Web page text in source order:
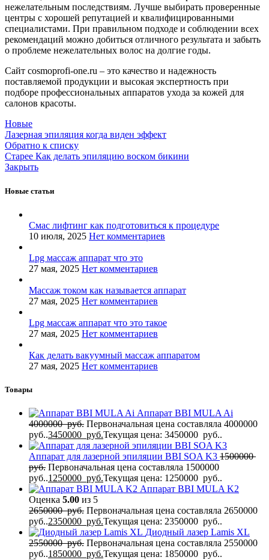
нежелательным последствиям. Лучше выбирать проверенные
центры с хорошей репутацией и квалифицированными
специалистами. При правильном подходе и соблюдении всех
рекомендаций можно добиться отличного результата и забыть
о проблеме нежелательных волос на долгие годы.
Сайт cosmoprofi-one.ru – это качество и надежность
поставляемой продукции и высокая экспертность при
подборе профессиональных аппаратов ухода за кожей для
салонов красоты.
Новые
Лазерная эпиляция когда виден эффект
Обратно к списку
Старее Как делать эпиляцию воском бикини
Закрыть
Новые статьи
Смас лифтинг как подготовиться к процедуре
10 июля, 2025 Нет комментариев
Lpg массаж аппарат что это
27 мая, 2025 Нет комментариев
Массаж током как называется аппарат
27 мая, 2025 Нет комментариев
Lpg массаж аппарат что это такое
27 мая, 2025 Нет комментариев
Как делать вакуумный массаж аппаратом
27 мая, 2025 Нет комментариев
Товары
Аппарат BBI MULA Ai
4000000руб. Первоначальная цена составляла 4000000
руб..3450000 руб.Текущая цена: 3450000 руб..
Аппарат для лазерной эпиляции BBI SOA K3 1500000
руб. Первоначальная цена составляла 1500000
руб..1250000 руб.Текущая цена: 1250000 руб..
Аппарат BBI MULA K2
Оценка 5.00 из 5
2650000руб. Первоначальная цена составляла 2650000
руб..2350000 руб.Текущая цена: 2350000 руб..
Диодный лазер Lamis XL
2550000руб. Первоначальная цена составляла 2550000
руб..1850000 руб.Текущая цена: 1850000 руб..